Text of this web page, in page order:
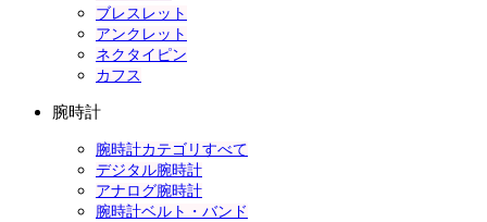
ブレスレット
アンクレット
ネクタイピン
カフス
腕時計
腕時計カテゴリすべて
デジタル腕時計
アナログ腕時計
腕時計ベルト・バンド